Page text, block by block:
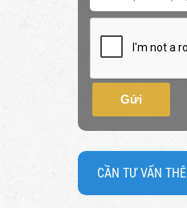
Gửi
CẦN TƯ VẤN